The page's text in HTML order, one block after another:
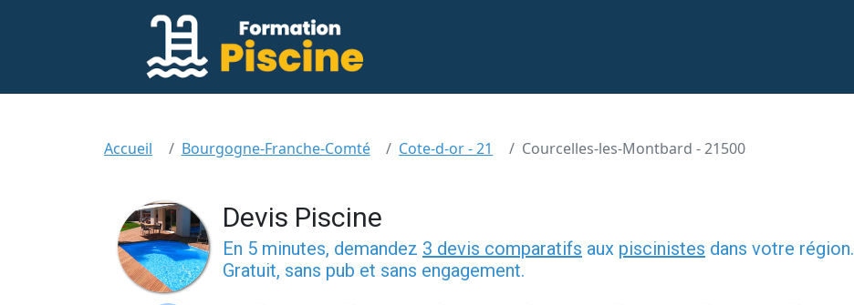
Accueil Bourgogne-Franche-Comté Cote-d-or - 21 Courcelles-les-Montbard - 21500
Devis Piscine
En 5 minutes, demandez 3 devis comparatifs aux piscinistes dans votre région.
Gratuit, sans pub et sans engagement.